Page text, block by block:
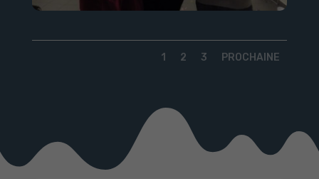
1 2 3 PROCHAINE